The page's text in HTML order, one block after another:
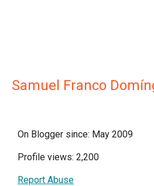
Samuel Franco
On Blogger since: May 2009
Profile views: 2,200
Report Abuse